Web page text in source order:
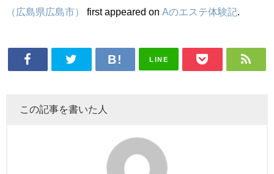
（広島県広島市）
first appeared on Aのエステ体験記
LINE
この記事を書いた人